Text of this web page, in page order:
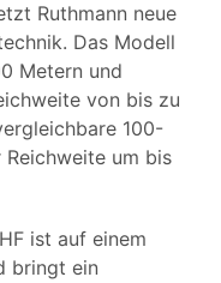
Ruthmann neue
Das Modell
Metern und
von bis zu
100-
um bis
ist auf einem
bringt ein